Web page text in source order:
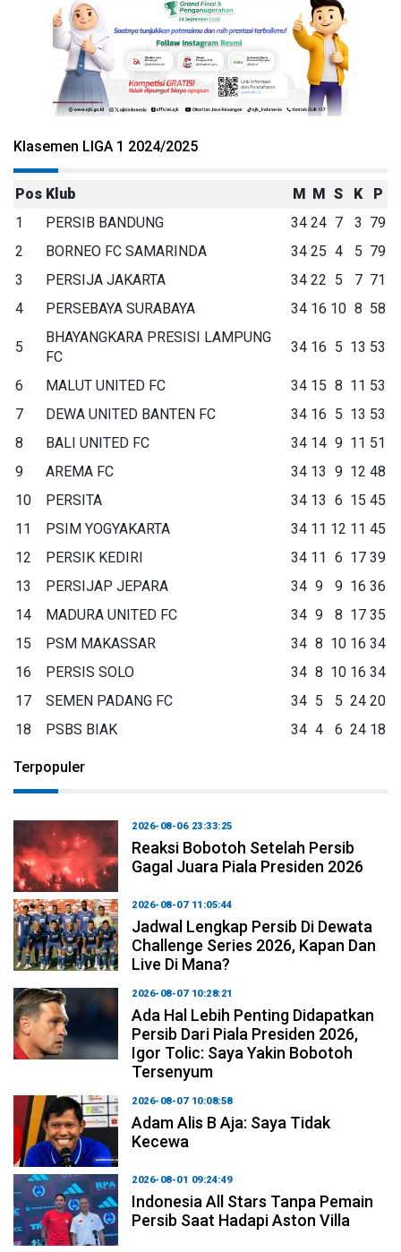
Klasemen LIGA 1 2024/2025
Pos Klub M M S K
P
1
PERSIB BANDUNG 34 24 7 3 79
2
BORNEO FC SAMARINDA 34 25 4 5 79
3
PERSIJA JAKARTA 34 22 5 7 71
4
PERSEBAYA SURABAYA 34 16 10 8 58
5
BHAYANGKARA PRESISI LAMPUNG
FC
34 16 5 13 53
6 MALUT UNITED FC 34 15 8 11 53
7
DEWA UNITED BANTEN FC 34 16 5 13 53
8
BALI UNITED FC 34 14 9 11 51
9
AREMA FC 34 13 9 12 48
10
PERSITA 34 13 6 15 45
11
PSIM YOGYAKARTA 34 11 12 11 45
12
PERSIK KEDIRI 34 11 6 17 39
13
PERSIJAP JEPARA 34 9 9 16 36
14
MADURA UNITED FC 34 9 8 17 35
15
PSM MAKASSAR 34 8 10 16 34
16
PERSIS SOLO 34 8 10 16 34
17
SEMEN PADANG FC 34 5 5 24 20
18
PSBS BIAK 34 4 6 24 18
Terpopuler
2026-08-06 23:33:25
Reaksi Bobotoh Setelah Persib
Gagal Juara Piala Presiden 2026
2026-08-07 11:05:44
Jadwal Lengkap Persib Di Dewata
Challenge Series 2026, Kapan Dan
Live Di Mana?
2026-08-07 10:28:21
Ada Hal Lebih Penting Didapatkan
Persib Dari Piala Presiden 2026,
Igor Tolic: Saya Yakin Bobotoh
Tersenyum
2026-08-07 10:08:58
Adam Alis B Aja: Saya Tidak
Kecewa
2026-08-01 09:24:49
Indonesia All Stars Tanpa Pemain
Persib Saat Hadapi Aston Villa